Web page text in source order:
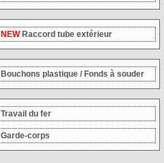
NEWRaccord tube extérieur
Bouchons plastique / Fonds à souder
Travail du fer
Garde-corps